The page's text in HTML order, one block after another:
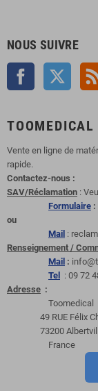
NOUS SUIVRE
Facebook Twitter
TOOMEDICAL
Vente en ligne de
rapide.
Contactez-nous :
SAV/Réclamation :
Formulaire :
ou
Mail :
Renseignement /
Mail :
Tel : 09 72
Adresse :
Toomedical
49 RUE Félix
73200
France